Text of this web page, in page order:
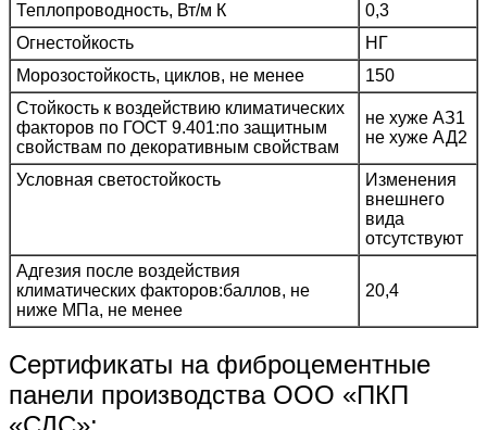
Теплопроводность, Вт/м К
0,3
Огнестойкость
НГ
Морозостойкость, циклов, не менее
150
Стойкость к воздействию климатических
факторов по ГОСТ 9.401:по защитным
свойствам по декоративным свойствам
не хуже АЗ1
не хуже АД2
Условная светостойкость
Изменения
внешнего
вида
отсутствуют
Адгезия после воздействия
климатических факторов:баллов, не
ниже МПа, не менее
20,4
Сертификаты на фиброцементные
панели производства ООО «ПКП